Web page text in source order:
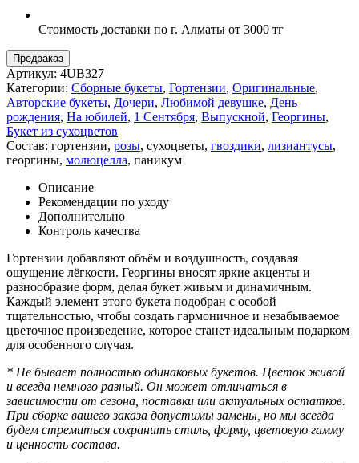
Стоимость доставки по г. Алматы от 3000 тг
Предзаказ
Артикул: 4UB327
Категории: Сборные букеты, Гортензии, Оригинальные,
Авторские букеты, Дочери, Любимой девушке, День
рождения, На юбилей, 1 Сентября, Выпускной, Георгины,
Букет из сухоцветов
Состав: гортензии, розы, сухоцветы, гвоздики, лизиантусы,
георгины, молюцелла, паникум
Описание
Рекомендации по уходу
Дополнительно
Контроль качества
Гортензии добавляют объём и воздушность, создавая
ощущение лёгкости. Георгины вносят яркие акценты и
разнообразие форм, делая букет живым и динамичным.
Каждый элемент этого букета подобран с особой
тщательностью, чтобы создать гармоничное и незабываемое
цветочное произведение, которое станет идеальным подарком
для особенного случая.
* Не бывает полностью одинаковых букетов. Цветок живой
и всегда немного разный. Он может отличаться в
зависимости от сезона, поставки или актуальных остатков.
При сборке вашего заказа допустимы замены, но мы всегда
будем стремиться сохранить стиль, форму, цветовую гамму
и ценность состава.